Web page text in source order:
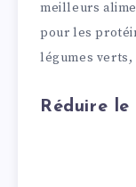
meilleurs
pour les
légumes
Réduire le